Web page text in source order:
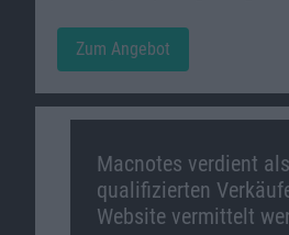
Zum Angebot
Macnotes verdient
qualifizierten
Website vermittelt